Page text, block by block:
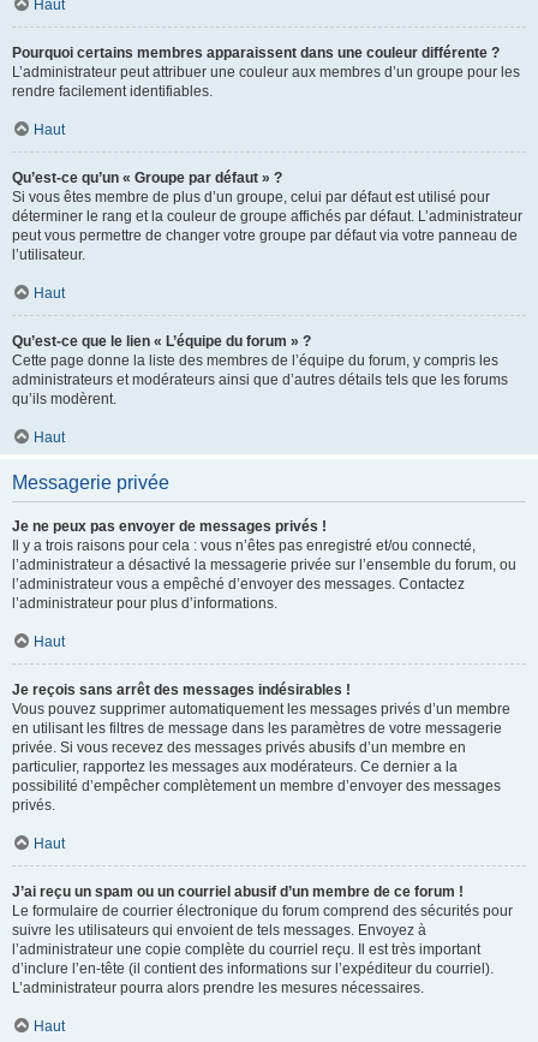
Haut
Pourquoi certains membres apparaissent dans une couleur différente ?
L’administrateur peut attribuer une couleur aux membres d’un groupe pour les
rendre facilement identifiables.
Haut
Qu’est-ce qu’un « Groupe par défaut » ?
Si vous êtes membre de plus d’un groupe, celui par défaut est utilisé pour
déterminer le rang et la couleur de groupe affichés par défaut. L’administrateur
peut vous permettre de changer votre groupe par défaut via votre panneau de
l’utilisateur.
Haut
Qu’est-ce que le lien « L’équipe du forum » ?
Cette page donne la liste des membres de l’équipe du forum, y compris les
administrateurs et modérateurs ainsi que d’autres détails tels que les forums
qu’ils modèrent.
Haut
Messagerie privée
Je ne peux pas envoyer de messages privés !
Il y a trois raisons pour cela : vous n’êtes pas enregistré et/ou connecté,
l’administrateur a désactivé la messagerie privée sur l’ensemble du forum, ou
l’administrateur vous a empêché d’envoyer des messages. Contactez
l’administrateur pour plus d’informations.
Haut
Je reçois sans arrêt des messages indésirables !
Vous pouvez supprimer automatiquement les messages privés d’un membre
en utilisant les filtres de message dans les paramètres de votre messagerie
privée. Si vous recevez des messages privés abusifs d’un membre en
particulier, rapportez les messages aux modérateurs. Ce dernier a la
possibilité d’empêcher complètement un membre d’envoyer des messages
privés.
Haut
J’ai reçu un spam ou un courriel abusif d’un membre de ce forum !
Le formulaire de courrier électronique du forum comprend des sécurités pour
suivre les utilisateurs qui envoient de tels messages. Envoyez à
l’administrateur une copie complète du courriel reçu. Il est très important
d’inclure l’en-tête (il contient des informations sur l’expéditeur du courriel).
L’administrateur pourra alors prendre les mesures nécessaires.
Haut